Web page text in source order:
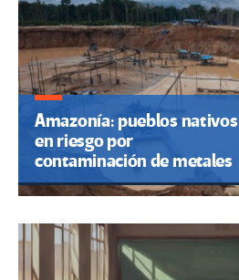
Amazonía: pueblos nativos
en riesgo por
contaminación de metales